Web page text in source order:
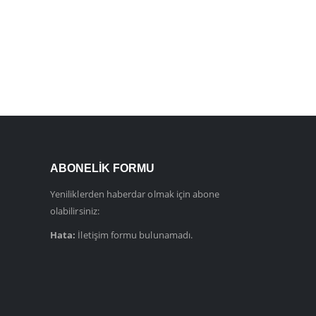
ABONELIK FORMU
Yeniliklerden haberdar olmak için abone
olabilirsiniz:
Hata: İletişim formu bulunamadı.